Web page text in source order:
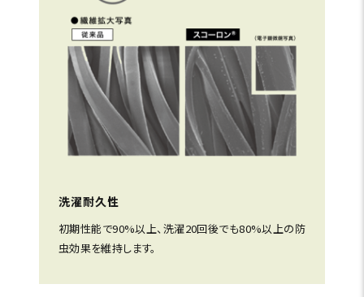
洗濯耐久性
初期性能で90%以上、洗濯20回後でも80%以上の防
虫効果を維持します。